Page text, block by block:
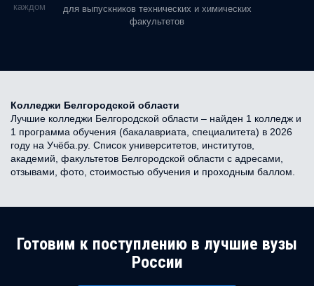
в каждом
для выпускников технических и химических
факультетов
Колледжи Белгородской области
Лучшие колледжи Белгородской области – найден 1 колледж и
1 программа обучения (бакалавриата, специалитета) в 2026
году на Учёба.ру. Список университетов, институтов,
академий, факультетов Белгородской области с адресами,
отзывами, фото, стоимостью обучения и проходным баллом.
Готовим к поступлению в лучшие вузы
России